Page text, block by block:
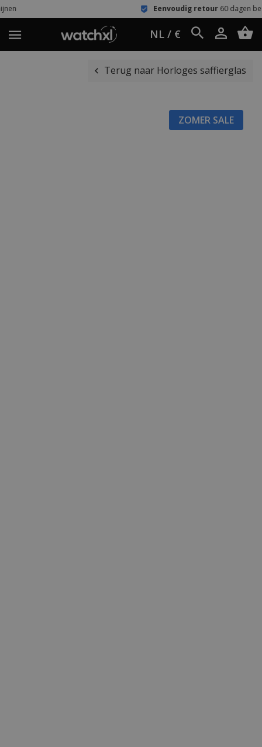
Eenvoudig retour60 dagen bedenktijd
NL / €
Terug naar Horloges saffierglas
ZOMER SALE